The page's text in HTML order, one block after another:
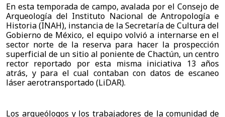
En esta temporada de campo, avalada por el Consejo de
Arqueología del Instituto Nacional de Antropología e
Historia (INAH), instancia de la Secretaría de Cultura del
Gobierno de México, el equipo volvió a internarse en el
sector norte de la reserva para hacer la prospección
superficial de un sitio al poniente de Chactún, un centro
rector reportado por esta misma iniciativa 13 años
atrás, y para el cual contaban con datos de escaneo
láser aerotransportado (LiDAR).
Los arqueólogos y los trabajadores de la comunidad de